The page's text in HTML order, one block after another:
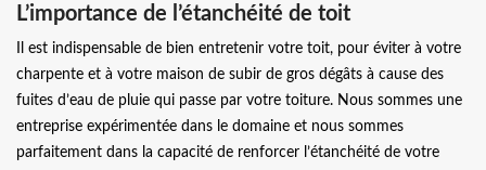
L’importance de l’étanchéité de toit
Il est indispensable de bien entretenir votre toit, pour éviter à votre
charpente et à votre maison de subir de gros dégâts à cause des
fuites d’eau de pluie qui passe par votre toiture. Nous sommes une
entreprise expérimentée dans le domaine et nous sommes
parfaitement dans la capacité de renforcer l’étanchéité de votre